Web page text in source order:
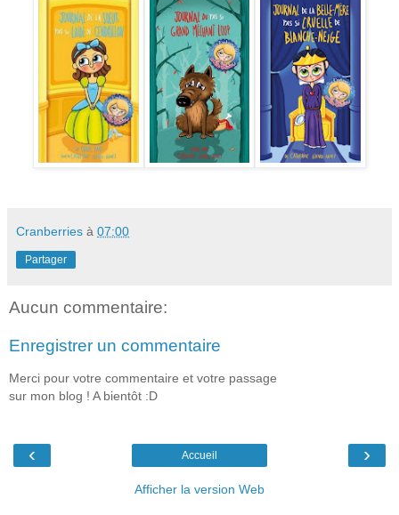
Cranberries à 07:00
Partager
Aucun commentaire:
Enregistrer un commentaire
Merci pour votre commentaire et votre passage
sur mon blog ! A bientôt :D
‹ ›
Accueil
Afficher la version Web